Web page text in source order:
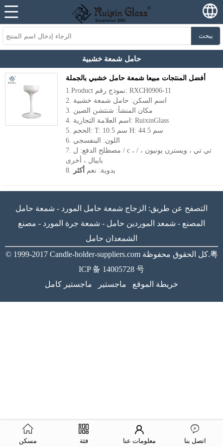
يبحث
حامل شمعة خشبية
أفضل المنتجات مبيعا شمعة حامل خشبي بالجملة
1.Product نموذج رقم: RXCH0906-11
2. اسم السكن: حامل شمعة خشبية
3. مكان المنشأ: شنتشن الصين
4. اسم العلامة التجارية: RuixinGlass
5. الحجم: T: 10.5 سم H: 44.5 سم
6. اللون: البنفسجي
7. مصطلح الدفع: ل / c ، / تي تي ، ويسترن يونيون ،
بايبال ، أخرى
8. يدوية: نعم أكثر
التصفح عن طريق: الزجاج شمعة حامل المورد - شمعة حامل
المصنع - شمعد الموردين حامل - شمعة جرة المورد - مصنع
الشمعدان حامل
© 1999-2017 Candle-holder-suppliers.com كل الحقوق محفوظة.粤
ICP 备 14005728 号
خريطة الموقع
ماجستير ماجستير كامل
مسكن فئة معلومات عنا اتصل بنا